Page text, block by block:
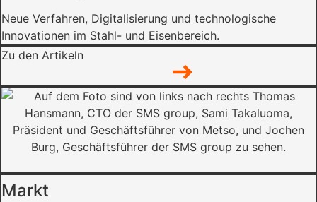
Neue Verfahren, Digitalisierung und technologische
Innovationen im Stahl- und Eisenbereich.
Zu den Artikeln
Markt